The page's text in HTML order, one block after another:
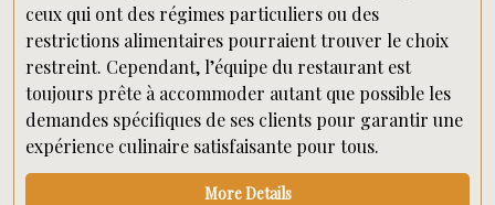
ceux qui ont des régimes particuliers ou des
restrictions alimentaires pourraient trouver le choix
restreint. Cependant, l’équipe du restaurant est
toujours prête à accommoder autant que possible les
demandes spécifiques de ses clients pour garantir une
expérience culinaire satisfaisante pour tous.
More Details